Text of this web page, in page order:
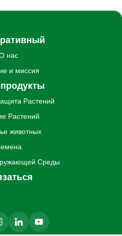
нас
и миссия
Pастений
Pастений
животных
Cреды